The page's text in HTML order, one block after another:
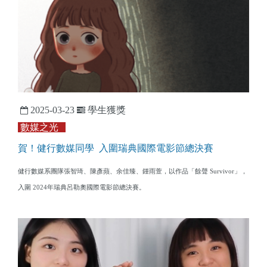
2025-03-23
學生獲獎
數媒之光
賀！健行數媒同學 入圍瑞典國際電影節總決賽
健行數媒系團隊張智琦、陳彥蘋、余佳臻、鍾雨萱，以作品「餘聲 Survivor」，
入圍 2024年瑞典呂勒奧國際電影節總決賽。